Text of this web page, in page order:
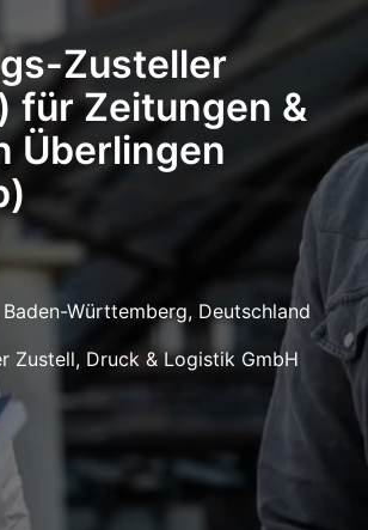
Zusteller
für Zeitungen &
Überlingen
Baden-Württemberg, Deutschland
Zustell, Druck & Logistik GmbH